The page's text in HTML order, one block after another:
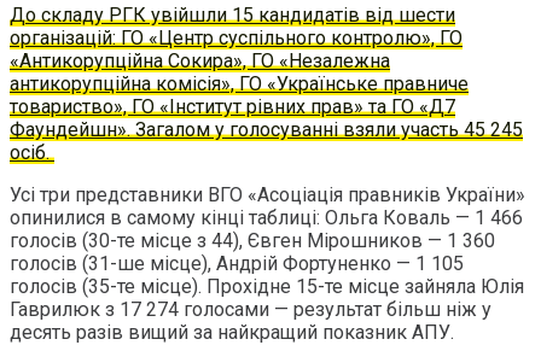
До складу РГК увійшли 15 кандидатів від шести
організацій: ГО «Центр суспільного контролю», ГО
«Антикорупційна Сокира», ГО «Незалежна
антикорупційна комісія», ГО «Українське правниче
товариство», ГО «Інститут рівних прав» та ГО «Д7
Фаундейшн». Загалом у голосуванні взяли участь 45 245
осіб.
Усі три представники ВГО «Асоціація правників України»
опинилися в самому кінці таблиці: Ольга Коваль — 1 466
голосів (30-те місце з 44), Євген Мірошников — 1 360
голосів (31-ше місце), Андрій Фортуненко — 1 105
голосів (35-те місце). Прохідне 15-те місце зайняла Юлія
Гаврилюк з 17 274 голосами — результат більш ніж у
десять разів вищий за найкращий показник АПУ.